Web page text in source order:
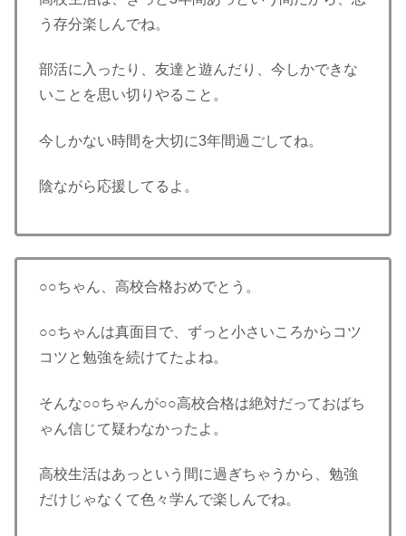
う存分楽しんでね。
部活に入ったり、友達と遊んだり、今しかできな
いことを思い切りやること。
今しかない時間を大切に3年間過ごしてね。
陰ながら応援してるよ。
○○ちゃん、高校合格おめでとう。
○○ちゃんは真面目で、ずっと小さいころからコツ
コツと勉強を続けてたよね。
そんな○○ちゃんが○○高校合格は絶対だっておばち
ゃん信じて疑わなかったよ。
高校生活はあっという間に過ぎちゃうから、勉強
だけじゃなくて色々学んで楽しんでね。